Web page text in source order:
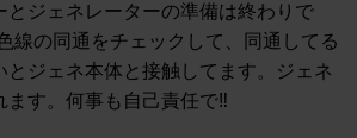
とジェネレーターの準備は終わりで
線の同通をチェックして、同通してる
とジェネ本体と接触してます。ジェネ
ます。何事も自己責任で‼️